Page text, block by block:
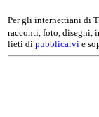
Per gli internettiani di
racconti, foto, disegni,
lieti di pubblicarvi e